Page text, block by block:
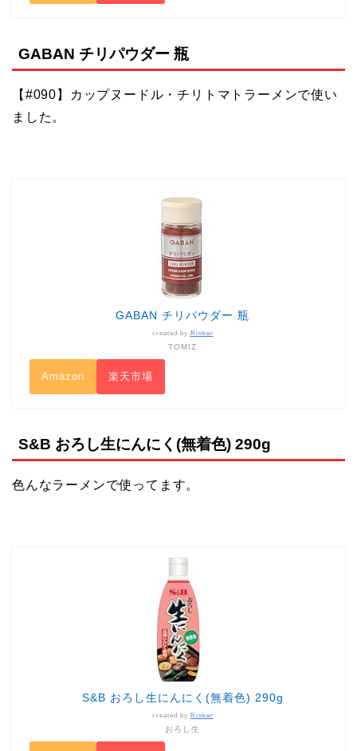
GABAN チリパウダー 瓶
【#090】カップヌードル・チリトマトラーメンで使い
ました。
GABAN チリパウダー 瓶
created by Rinker
TOMIZ
Amazon 楽天市場
S&B おろし生にんにく(無着色) 290g
色んなラーメンで使ってます。
S&B おろし生にんにく(無着色) 290g
created by Rinker
おろし生